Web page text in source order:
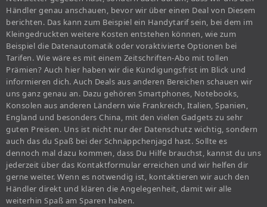
Händler genau anschauen, bevor wir über einen Deal von Diesem
berichten. Das kann zum Beispiel ein Handytarif sein, bei dem im
Kleingedruckten weitere Kosten entstehen können, wie zum
Beispiel die Datenautomatik oder voraktivierte Optionen bei
Tarifen. Wie wäre es mit einem Zeitschriften-Abo mit tollen
Prämien? Auch hier haben wir die Kündigungsfrist im Blick und
informieren dich. Auch Deals aus anderen Bereichen schauen wir
uns ganz genau an. Dazu gehören Smartphones, Notebooks,
Konsolen aus anderen Ländern wie Frankreich, Italien, Spanien,
England und besonders China, mit den vielen Gadgets zu sehr
guten Preisen. Uns ist nicht nur der Datenschutz wichtig, sondern
auch das du Spaß bei der Schnäppchenjagd hast. Sollte es
dennoch mal dazu kommen, dass Du Hilfe brauchst, kannst du uns
jederzeit über das Kontaktformular erreichen und wir helfen dir
gerne weiter. Wenn es notwendig ist, kontaktieren wir auch den
Händler direkt und klären die Angelegenheit, damit wir alle
weiterhin Spaß am Sparen haben.